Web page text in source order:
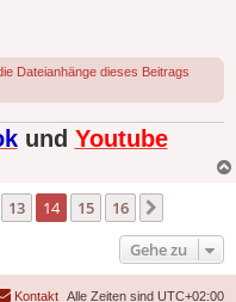
Dateianhänge dieses Beitrags
und Youtube
13 14 15 16
Gehe zu
Alle Zeiten sind UTC+02:00
Kontakt